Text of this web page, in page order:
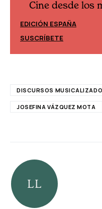
Cine desde los
EDICIÓN ESPAÑA
SUSCRÍBETE
DISCURSOS
JOSEFINA VÁZQUEZ MOTA